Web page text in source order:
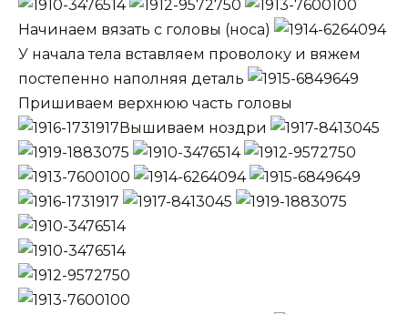
Начинаем вязать с головы (носа)
У начала тела вставляем проволоку и вяжем
постепенно наполняя деталь
Пришиваем верхнюю часть головы
Вышиваем ноздри